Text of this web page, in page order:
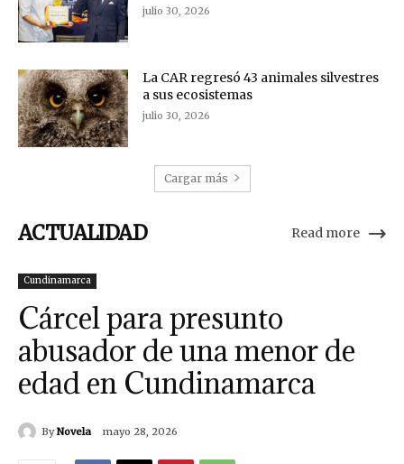
julio 30, 2026
La CAR regresó 43 animales silvestres
a sus ecosistemas
julio 30, 2026
Cargar más
ACTUALIDAD Read more
Cundinamarca
Cárcel para presunto
abusador de una menor de
edad en Cundinamarca
By Novela mayo 28, 2026